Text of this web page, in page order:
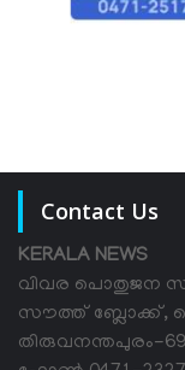
Contact Us
KERALA NEWS
വിവര പൊതുജന
സൗത്ത് ബ്ലോക്ക്,
തിരുവനന്തപുരം-